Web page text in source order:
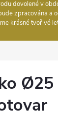
dovolené v
zpracována a
krásné tvořivé
Ø25